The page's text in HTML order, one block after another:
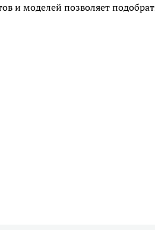
и моделей позволяет